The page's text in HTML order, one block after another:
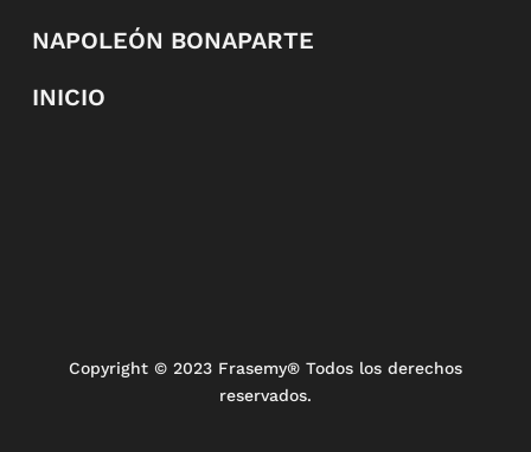
NAPOLEÓN BONAPARTE
INICIO
Copyright © 2023 Frasemy® Todos los derechos
reservados.